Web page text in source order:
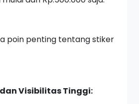
poin penting tentang stiker
Visibilitas Tinggi: